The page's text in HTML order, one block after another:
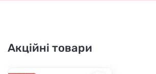
Акційні товари